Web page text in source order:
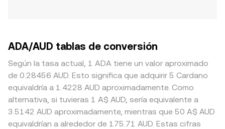
ADA/AUD tablas de conversión
Según la tasa actual, 1 ADA tiene un valor aproximado
de 0.28456 AUD. Esto significa que adquirir 5 Cardano
equivaldría a 1.4228 AUD aproximadamente. Como
alternativa, si tuvieras 1 A$ AUD, sería equivalente a
3.5142 AUD aproximadamente, mientras que 50 A$ AUD
equivaldrían a alrededor de 175.71 AUD. Estas cifras